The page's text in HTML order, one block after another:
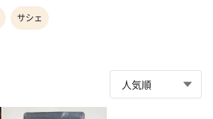
サシェ